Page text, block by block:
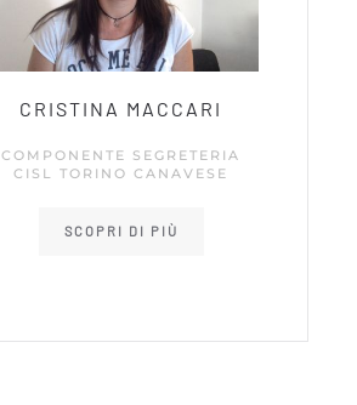
CRISTINA MACCARI
COMPONENTE SEGRETERIA
CISL TORINO CANAVESE
SCOPRI DI PIÙ